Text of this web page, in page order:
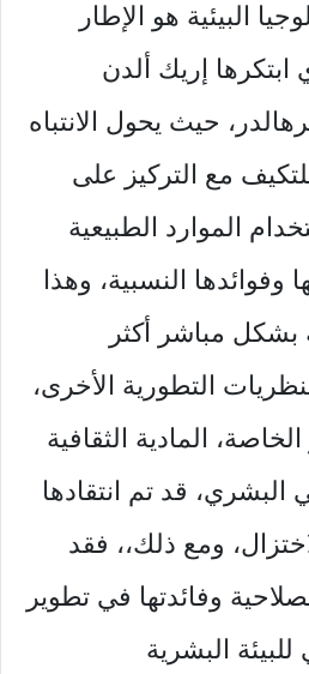
البيئية هو الإطار
ابتكرها إريك ألدن
حيث يحول الانتباه
مع التركيز على
الموارد الطبيعية
النسبية، وهذا
بشكل مباشر أكثر
التطورية الأخرى،
المادية الثقافية
البشري، قد تم انتقادها
ومع ذلك،، فقد
وفائدتها في تطوير
للبيئة البشرية